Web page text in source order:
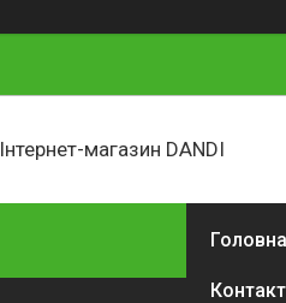
Інтернет-магазин DANDI
Головна